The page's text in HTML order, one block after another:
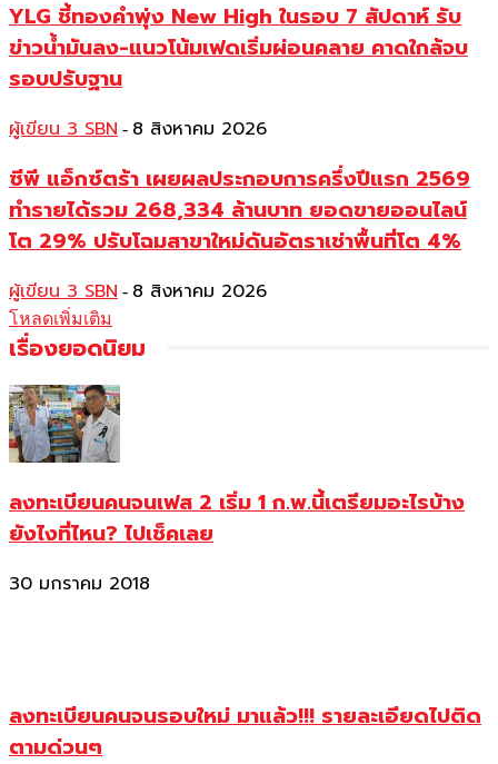
YLG ชี้ทองคำพุ่ง New High ในรอบ 7 สัปดาห์ รับ
ข่าวน้ำมันลง-แนวโน้มเฟดเริ่มผ่อนคลาย คาดใกล้จบ
รอบปรับฐาน
ผู้เขียน 3 SBN - 8 สิงหาคม 2026
ซีพี แอ็กซ์ตร้า เผยผลประกอบการครึ่งปีแรก 2569
ทำรายได้รวม 268,334 ล้านบาท ยอดขายออนไลน์
โต 29% ปรับโฉมสาขาใหม่ดันอัตราเช่าพื้นที่โต 4%
ผู้เขียน 3 SBN - 8 สิงหาคม 2026
โหลดเพิ่มเติม
เรื่องยอดนิยม
ลงทะเบียนคนจนเฟส 2 เริ่ม 1 ก.พ.นี้เตรียมอะไรบ้าง
ยังไงที่ไหน? ไปเช็คเลย
30 มกราคม 2018
ลงทะเบียนคนจนรอบใหม่ มาแล้ว!!! รายละเอียดไปติด
ตามด่วนๆ